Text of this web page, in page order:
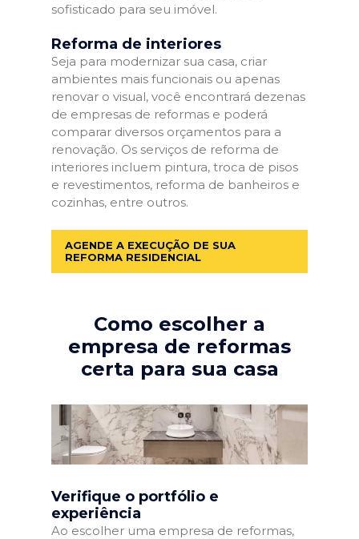
sofisticado para seu imóvel.
Reforma de interiores
Seja para modernizar sua casa, criar
ambientes mais funcionais ou apenas
renovar o visual, você encontrará dezenas
de empresas de reformas e poderá
comparar diversos orçamentos para a
renovação. Os serviços de reforma de
interiores incluem pintura, troca de pisos
e revestimentos, reforma de banheiros e
cozinhas, entre outros.
AGENDE A EXECUÇÃO DE SUA
REFORMA RESIDENCIAL
Como escolher a
empresa de reformas
certa para sua casa
Verifique o portfólio e
experiência
Ao escolher uma empresa de reformas,